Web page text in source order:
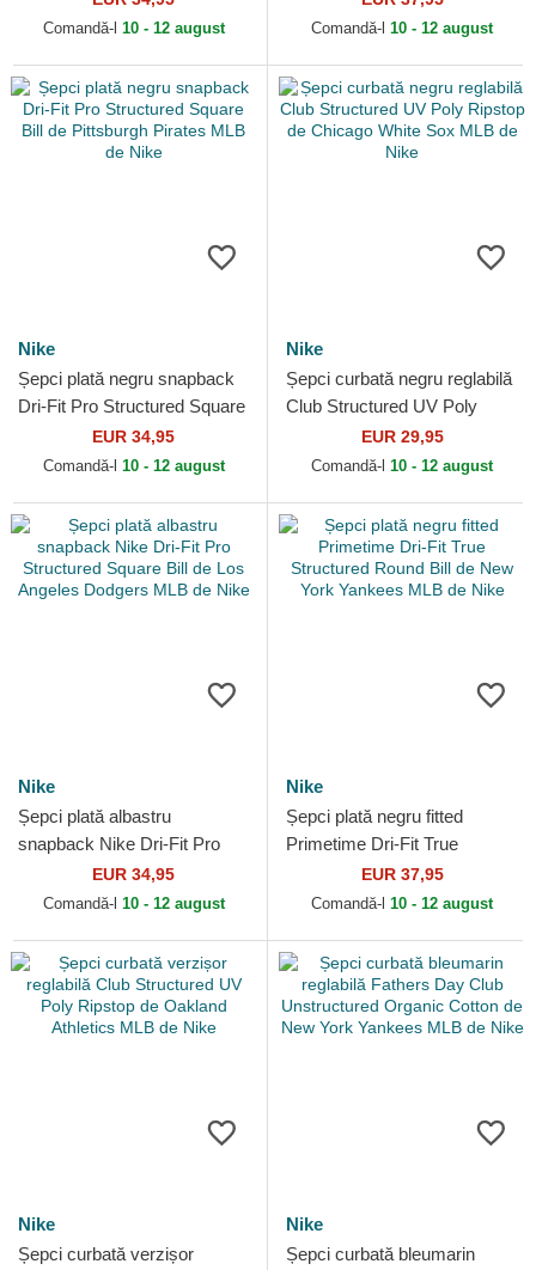
New York Yankees MLB...
Comandă-l 10 - 12 august
Dodgers MLB de Nike
Comandă-l 10 - 12 august
Nike
Șepci plată negru snapback
Dri-Fit Pro Structured Square
Bill de Pittsburgh Pirates
MLB de Nike
EUR 34,95
Comandă-l 10 - 12 august
Nike
Șepci curbată negru reglabilă
Club Structured UV Poly
Ripstop de Chicago White
Sox MLB de Nike
EUR 29,95
Comandă-l 10 - 12 august
Nike
Șepci plată albastru
snapback Nike Dri-Fit Pro
Structured Square Bill de Los
Angeles Dodgers MLB...
EUR 34,95
Comandă-l 10 - 12 august
Nike
Șepci plată negru fitted
Primetime Dri-Fit True
Structured Round Bill de New
York Yankees MLB de...
EUR 37,95
Comandă-l 10 - 12 august
Nike
Șepci curbată verzișor
Nike
Șepci curbată bleumarin